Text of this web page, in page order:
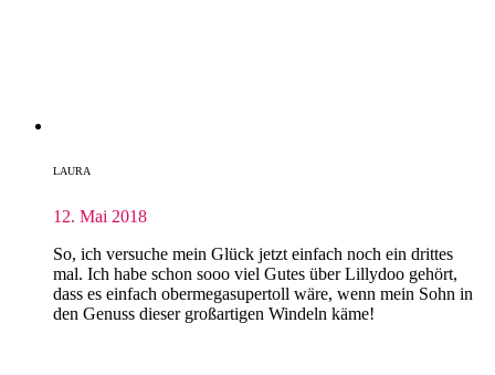
LAURA
12. Mai 2018
So, ich versuche mein Glück jetzt einfach noch ein drittes
mal. Ich habe schon sooo viel Gutes über Lillydoo gehört,
dass es einfach obermegasupertoll wäre, wenn mein Sohn in
den Genuss dieser großartigen Windeln käme!